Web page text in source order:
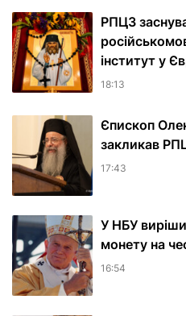
РПЦЗ
інститут у
18:13
Єпископ
закликав
17:43
У НБУ
монету на
16:54